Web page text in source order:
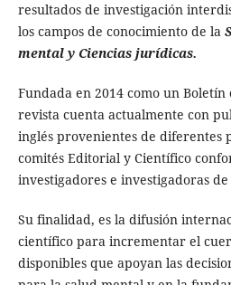
resultados de investigación
los campos de conocimiento de la
mental y Ciencias jurídicas.
Fundada en 2014 como un
revista cuenta actualmente con
inglés provenientes de diferentes
comités Editorial y Científico
investigadores e investigadoras
Su finalidad, es la difusión
científico para incrementar el
disponibles que apoyan las